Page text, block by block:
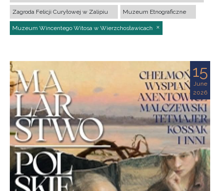
Zagroda Felicji Curyłowej w Zalipiu Muzeum Etnograficzne
Muzeum Wincentego Witosa w Wierzchosławicach
15
June
2026